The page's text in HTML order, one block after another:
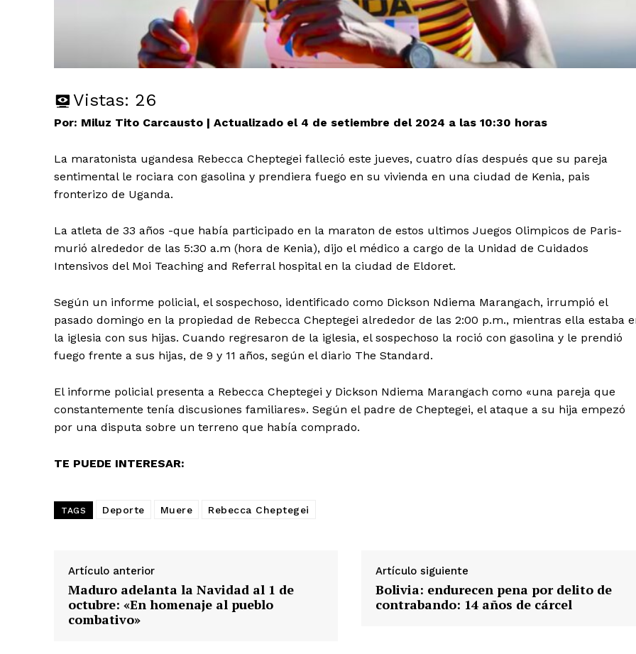
SUSCRIBETE
Vistas: 26
Por: Miluz Tito Carcausto | Actualizado el 4 de setiembre del 2024 a las 10:30 horas
La maratonista ugandesa Rebecca Cheptegei falleció este jueves, cuatro días después que su pareja
sentimental le rociara con gasolina y prendiera fuego en su vivienda en una ciudad de Kenia, pais
fronterizo de Uganda.
La atleta de 33 años -que había participado en la maraton de estos ultimos Juegos Olimpicos de Paris-
murió alrededor de las 5:30 a.m (hora de Kenia), dijo el médico a cargo de la Unidad de Cuidados
Intensivos del Moi Teaching and Referral hospital en la ciudad de Eldoret.
Según un informe policial, el sospechoso, identificado como Dickson Ndiema Marangach, irrumpió el
pasado domingo en la propiedad de Rebecca Cheptegei alrededor de las 2:00 p.m., mientras ella estaba
la iglesia con sus hijas. Cuando regresaron de la iglesia, el sospechoso la roció con gasolina y le prendió
fuego frente a sus hijas, de 9 y 11 años, según el diario The Standard.
El informe policial presenta a Rebecca Cheptegei y Dickson Ndiema Marangach como «una pareja que
constantemente tenía discusiones familiares». Según el padre de Cheptegei, el ataque a su hija empezó
por una disputa sobre un terreno que había comprado.
TE PUEDE INTERESAR:
TAGS Deporte Muere Rebecca Cheptegei
Artículo anterior
Maduro adelanta la Navidad al 1 de
octubre: «En homenaje al pueblo
combativo»
Artículo siguiente
Bolivia: endurecen pena por delito de
contrabando: 14 años de cárcel